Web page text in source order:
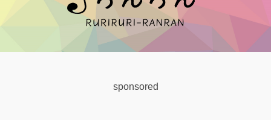
sponsored